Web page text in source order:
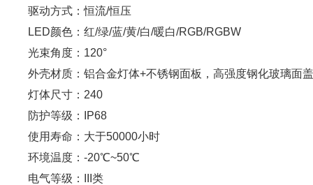
驱动方式：恒流/恒压
LED颜色： 红/绿/蓝/黄/白/暖白/RGB/RGBW
光束角度： 120°
外壳材质：铝合金灯体+不锈钢面板，高强度钢化玻璃面盖
灯体尺寸：240
防护等级：
IP68
使用寿命：大于50000小时
环境温度： -20℃~50℃
电气等级：
III类